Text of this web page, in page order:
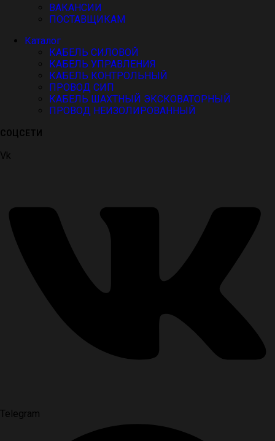
ВАКАНСИИ
ПОСТАВЩИКАМ
Каталог
КАБЕЛЬ СИЛОВОЙ
КАБЕЛЬ УПРАВЛЕНИЯ
КАБЕЛЬ КОНТРОЛЬНЫЙ
ПРОВОД СИП
КАБЕЛЬ ШАХТНЫЙ ЭКСКОВАТОРНЫЙ
ПРОВОД НЕИЗОЛИРОВАННЫЙ
СОЦСЕТИ
Vk
Telegram